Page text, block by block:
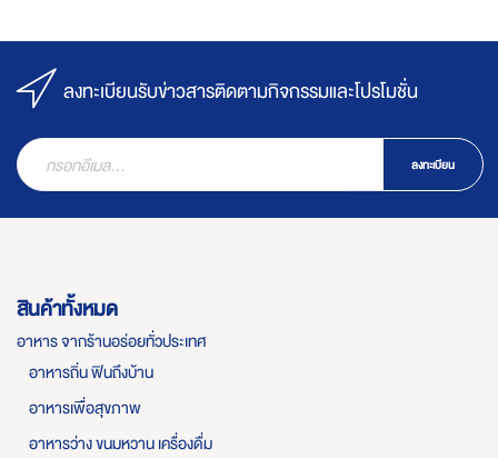
ลงทะเบียนรับข่าวสารติดตามกิจกรรมและโปรโมชั่น
ลงทะเบียน
สินค้าทั้งหมด
อาหาร จากร้านอร่อยทั่วประเทศ
อาหารถิ่น ฟินถึงบ้าน
อาหารเพื่อสุขภาพ
อาหารว่าง ขนมหวาน เครื่องดื่ม